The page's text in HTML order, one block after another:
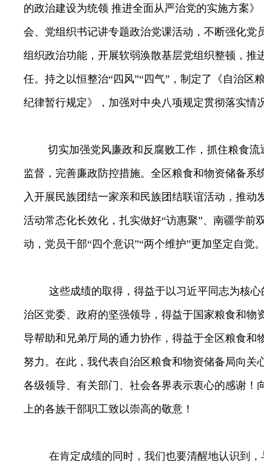
的政治建设为统领 推进全面从严治党的实施方案
会、党组织书记讲专题政治党课活动，不断强化党
组织政治功能，开展软弱涣散基层党组织整顿，推
任。持之以恒整治“四风”“四气”，制定了《自治区
纪律暂行规定》，加强对中央八项规定贯彻落实情
切实加强党风廉政和反腐败工作，抓住粮食流
监督，完善廉政防控措施。全区粮食和物资储备系
入开展民族团结一家亲和民族团结联谊活动，推动
活动常态化长效化，扎实做好“访惠聚”、南疆学前
动，党员干部“四个意识”“两个维护”更加坚定自觉
这些成绩的取得，得益于以习近平同志为核心
治区党委、政府的坚强领导，得益于国家粮食和物
导帮助和兄弟厅局的通力协作，得益于全区粮食和
努力。在此，我代表自治区粮食和物资储备局向关
各级领导、有关部门、社会各界表示衷心的感谢！
上的各族干部职工致以崇高的敬意！
在肯定成绩的同时，我们也要清醒地认识到